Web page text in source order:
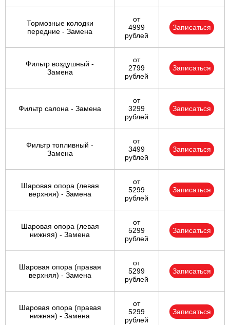
Тормозные колодки
передние - Замена
от
4999
рублей
Записаться
Фильтр воздушный -
Замена
от
2799
рублей
Записаться
Фильтр салона - Замена
от
3299
рублей
Записаться
Фильтр топливный -
Замена
от
3499
рублей
Записаться
Шаровая опора (левая
верхняя) - Замена
от
5299
рублей
Записаться
Шаровая опора (левая
нижняя) - Замена
от
5299
рублей
Записаться
Шаровая опора (правая
верхняя) - Замена
от
5299
рублей
Записаться
Шаровая опора (правая
нижняя) - Замена
от
5299
рублей
Записаться